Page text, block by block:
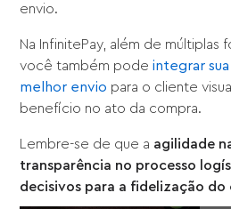
envio.
Na InfinitePay, além de múltiplas
você também podeintegrar
melhor envio para o cliente
benefício no ato da compra.
Lembre-se de que a agilidade
transparência no processo
decisivos para a fidelização do